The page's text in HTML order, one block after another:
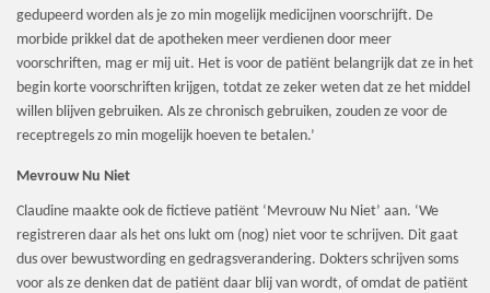
gedupeerd worden als je zo min mogelijk medicijnen voorschrijft. De
morbide prikkel dat de apotheken meer verdienen door meer
voorschriften, mag er mij uit. Het is voor de patiënt belangrijk dat ze in het
begin korte voorschriften krijgen, totdat ze zeker weten dat ze het middel
willen blijven gebruiken. Als ze chronisch gebruiken, zouden ze voor de
receptregels zo min mogelijk hoeven te betalen.’
Mevrouw Nu Niet
Claudine maakte ook de fictieve patiënt ‘Mevrouw Nu Niet’ aan. ‘We
registreren daar als het ons lukt om (nog) niet voor te schrijven. Dit gaat
dus over bewustwording en gedragsverandering. Dokters schrijven soms
voor als ze denken dat de patiënt daar blij van wordt, of omdat de patiënt